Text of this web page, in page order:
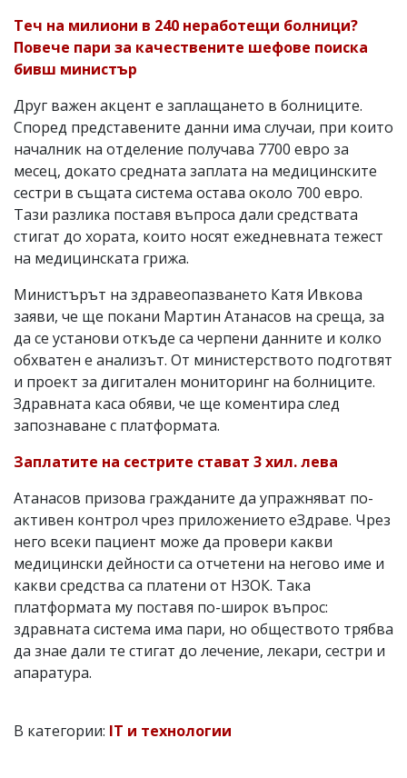
Теч на милиони в 240 неработещи болници?
Повече пари за качествените шефове поиска
бивш министър
Друг важен акцент е заплащането в болниците.
Според представените данни има случаи, при които
началник на отделение получава 7700 евро за
месец, докато средната заплата на медицинските
сестри в същата система остава около 700 евро.
Тази разлика поставя въпроса дали средствата
стигат до хората, които носят ежедневната тежест
на медицинската грижа.
Министърът на здравеопазването Катя Ивкова
заяви, че ще покани Мартин Атанасов на среща, за
да се установи откъде са черпени данните и колко
обхватен е анализът. От министерството подготвят
и проект за дигитален мониторинг на болниците.
Здравната каса обяви, че ще коментира след
запознаване с платформата.
Заплатите на сестрите стават 3 хил. лева
Атанасов призова гражданите да упражняват по-
активен контрол чрез приложението еЗдраве. Чрез
него всеки пациент може да провери какви
медицински дейности са отчетени на негово име и
какви средства са платени от НЗОК. Така
платформата му поставя по-широк въпрос:
здравната система има пари, но обществото трябва
да знае дали те стигат до лечение, лекари, сестри и
апаратура.
В категории: IT и технологии